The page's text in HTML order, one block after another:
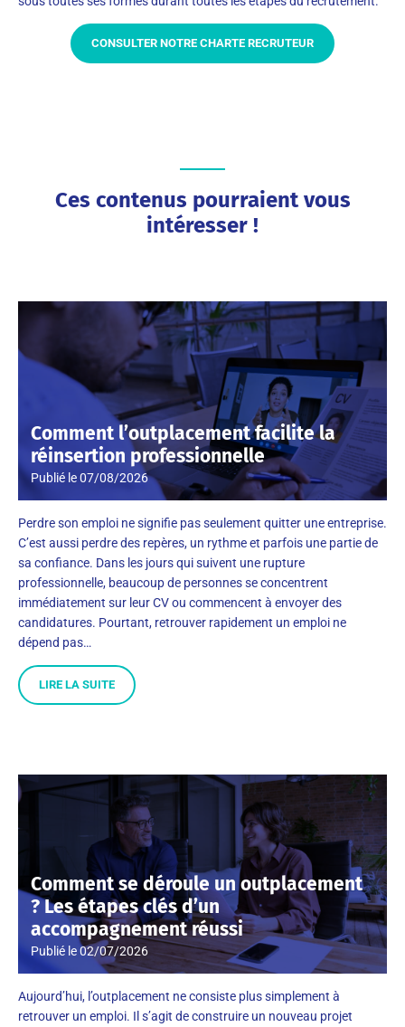
CONSULTER NOTRE CHARTE RECRUTEUR
Ces contenus pourraient vous
intéresser !
Comment l’outplacement facilite la
réinsertion professionnelle
Publié le07/08/2026
Perdre son emploi ne signifie pas seulement quitter une entreprise.
C’est aussi perdre des repères, un rythme et parfois une partie de
sa confiance. Dans les jours qui suivent une rupture
professionnelle, beaucoup de personnes se concentrent
immédiatement sur leur CV ou commencent à envoyer des
candidatures. Pourtant, retrouver rapidement un emploi ne
dépend pas…
LIRE LA SUITE
Comment se déroule un outplacement
? Les étapes clés d’un
accompagnement réussi
Publié le02/07/2026
Aujourd’hui, l’outplacement ne consiste plus simplement à
retrouver un emploi. Il s’agit de construire un nouveau projet